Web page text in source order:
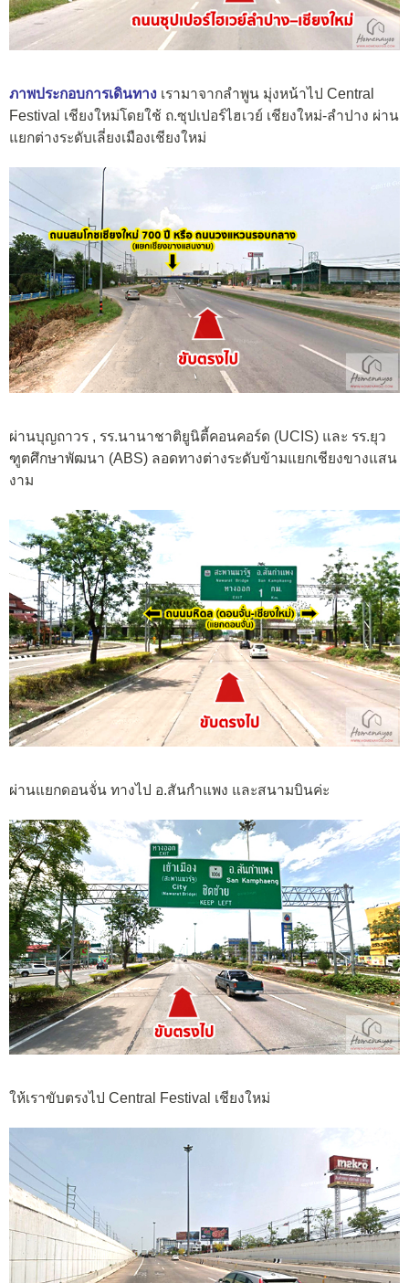
ภาพประกอบการเดินทาง เรามาจากลำพูน มุ่งหน้าไป Central
Festival เชียงใหม่โดยใช้ ถ.ซุปเปอร์ไฮเวย์ เชียงใหม่-ลำปาง ผ่าน
แยกต่างระดับเลี่ยงเมืองเชียงใหม่
ผ่านบุญถาวร , รร.นานาชาติยูนิตี้คอนคอร์ด (UCIS) และ รร.ยุว
ฑูตศึกษาพัฒนา (ABS) ลอดทางต่างระดับข้ามแยกเชียงขางแสน
งาม
ผ่านแยกดอนจั่น ทางไป อ.สันกำแพง และสนามบินค่ะ
ให้เราขับตรงไป Central Festival เชียงใหม่